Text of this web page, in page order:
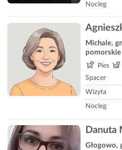
Nocleg
Michale,
pomorskie
Pies
Spacer
Wizyta
Nocleg
Danuta
Głogowo,